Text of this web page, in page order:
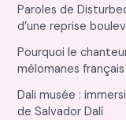
Paroles de
d’une reprise
Pourquoi le
mélomanes français
Dali musée :
de Salvador Dalí